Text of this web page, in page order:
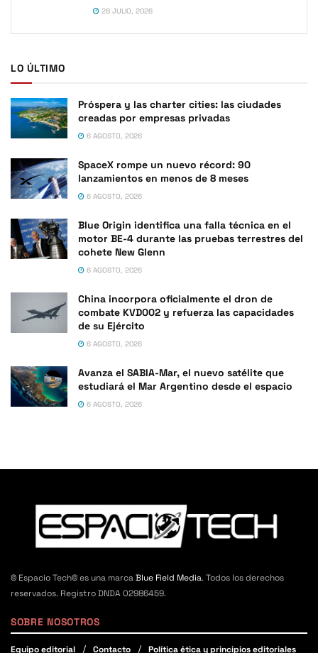
28 JULIO, 2026
LO ÚLTIMO
Próspera y las charter cities: las ciudades
creadas por empresas privadas
6 AGOSTO, 2026
SpaceX rompe un nuevo récord: 90
lanzamientos en menos de 8 meses
6 AGOSTO, 2026
Blue Origin identifica una falla técnica en el
motor BE-4 durante las pruebas terrestres del
cohete New Glenn
6 AGOSTO, 2026
China incorpora oficialmente el dron de
combate KVD002 y refuerza las capacidades
de su Ejército
6 AGOSTO, 2026
Avanza el SABIA-Mar, el nuevo satélite que
estudiará el Mar Argentino desde el espacio
6 AGOSTO, 2026
© Espacio Tech© es una marcaBlue Field Media. Todos los derechos
reservados. Registro DNDA 02986459.
SOBRE NOSOTROS
Equipo editorial Contacto Política ética y principios editoriales